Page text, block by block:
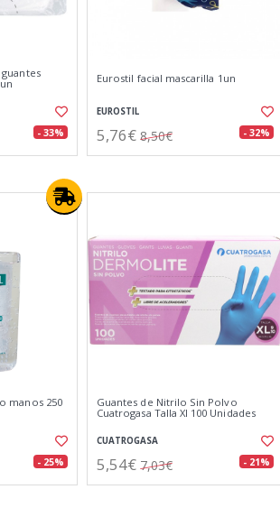
- 33%
Eurostil facial mascarilla 1un
EUROSTIL
5,76€ 8,50€ - 32%
manos 250
- 25%
Guantes de Nitrilo Sin Polvo
Cuatrogasa Talla Xl 100 Unidades
CUATROGASA
5,54€ 7,03€ - 21%